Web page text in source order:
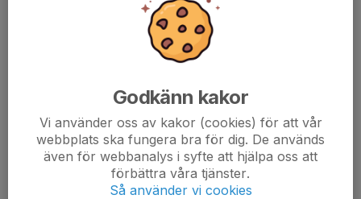
11. Kiruna FF 2 -13
12. Hemmingsmarks IF Södra United 0 0
13. IFK Arvidsjaur FK 0
Godkänn kakor
Vi använder oss av kakor (cookies) för att vår
webbplats ska fungera bra för dig. De används
även för webbanalys i syfte att hjälpa oss att
förbättra våra tjänster.
Så använder vi cookies